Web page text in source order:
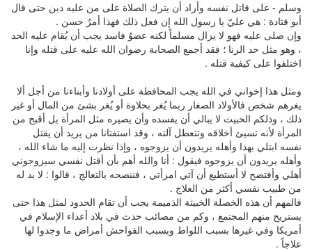
وسلم - على قاتل نفسه وأراد أن يترك الصلاة على من عليه دين حتى قال
أبو قتادة : هي عليّ يا رسول الله إن فعل ذلك فهذا أمرٌ حسن .
وإن صلى عليه فهو لا يزال مسلماً لكنه عضوٌ فاسد يجب أن يُقام عليه الحد
، وهو مثل حد الزنا ؛ فقد أجمع الصحابة رضوان الله عليه على قتله وإنا
اختلفوا على كيفية قتله .
ومثل هذا إخواني في الله يجب المحافظة على أولادنا وأبناءنا من أجل ألا
يغرهم شخص فالأولاد الصغار ربما يُغر بحلاوة أو يُغر بشئ من المال أو غير
ذلك ، وذلكم الخبيث لا يبالي أن يفسده وأن يصيره مثل المرأة بل أقبح من
المرأة لأنه تسيئ أخلاقه وتتعطل آلته ، وقد استفتانا من يريد أن يقتل
نفسه ابتلي بهذا وأهله يريدون أن يزوجوه ، وإذا نظرت إليه ما شاء الله ،
وأهله يريدون أن يزوجوه فيقول : أنا والله أهم بأن أقتل نفسي سيزوجوني
أهلي وأفتضح لا أستطيع أن آتي امرأتي ، فننصحه بالتعالج ، قالوا : لا بد له
من طبيب نفسي أكثر من العلاج .
فالمهم أن هذه الخصلة الخبيثة الذميمة يجب أن تقام الحدود لمثل هذا حتى
يستريح منهم المجتمع ، وكم من مصائب حدث في بلاد أعداء الإسلام في
أمريكا وفي غيرها بسبب اللواط وبسبب الفواحش أمراض ما وجدوا لها
علاجاً .